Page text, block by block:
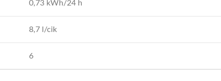
0,73 kWh/24 h
8,7 l/cik
6